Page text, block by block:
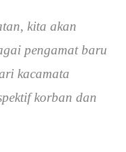
kita akan
pengamat baru
kacamata
korban dan